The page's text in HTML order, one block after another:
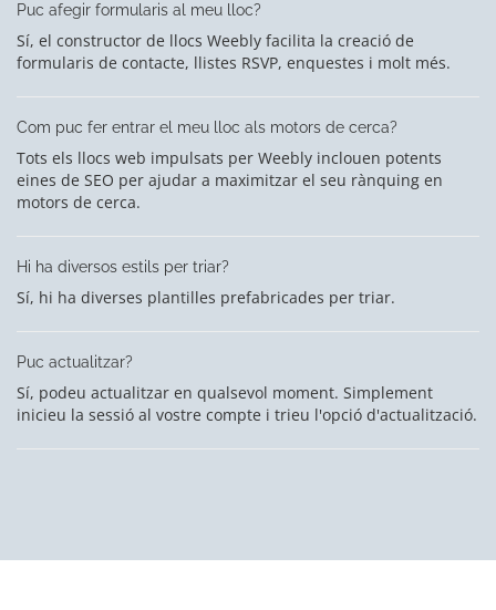
Puc afegir formularis al meu lloc?
Sí, el constructor de llocs Weebly facilita la creació de
formularis de contacte, llistes RSVP, enquestes i molt més.
Com puc fer entrar el meu lloc als motors de cerca?
Tots els llocs web impulsats per Weebly inclouen potents
eines de SEO per ajudar a maximitzar el seu rànquing en
motors de cerca.
Hi ha diversos estils per triar?
Sí, hi ha diverses plantilles prefabricades per triar.
Puc actualitzar?
Sí, podeu actualitzar en qualsevol moment. Simplement
inicieu la sessió al vostre compte i trieu l'opció d'actualització.